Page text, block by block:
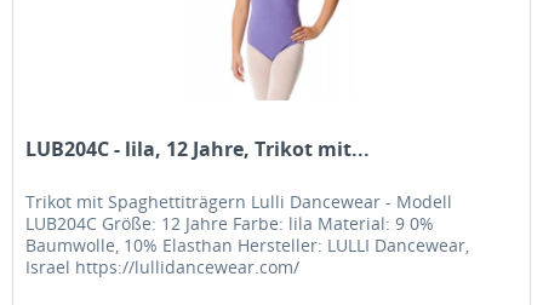
LUB204C - lila, 12 Jahre, Trikot mit...
Trikot mit Spaghettiträgern Lulli Dancewear - Modell
LUB204C Größe: 12 Jahre Farbe: lila Material: 9 0%
Baumwolle, 10% Elasthan Hersteller: LULLI Dancewear,
Israel https://lullidancewear.com/